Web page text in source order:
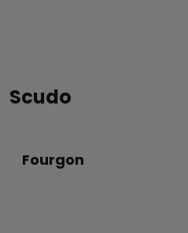
Scudo
Fourgon